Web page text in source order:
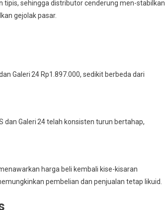
tipis, sehingga distributor cenderung men-stabilkan
gejolak pasar.
Galeri 24 Rp1.897.000, sedikit berbeda dari
dan Galeri 24 telah konsisten turun bertahap,
harga beli kembali kise­-kisaran
pembelian dan penjualan tetap likuid.